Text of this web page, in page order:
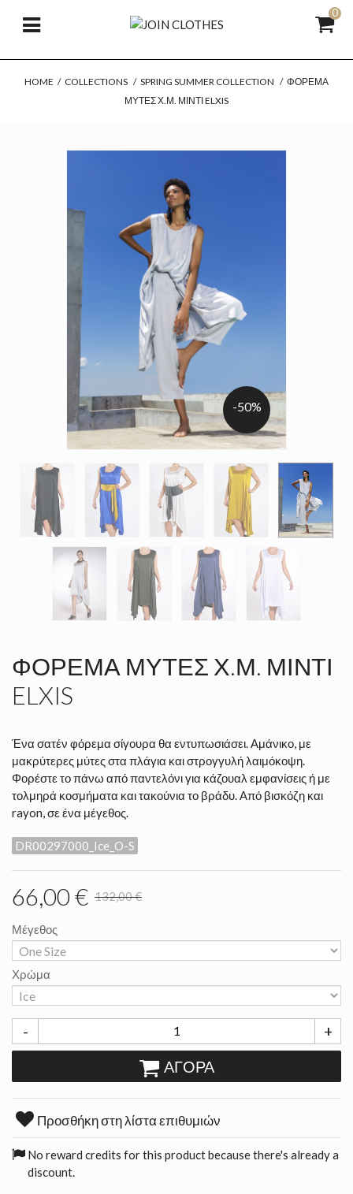
0
HOME / COLLECTIONS / SPRING SUMMER COLLECTION / ΦΌΡΕΜΑ
ΜΎΤΕΣ Χ.Μ. ΜΊΝΤΙ ELXIS
-50%
ΦΌΡΕΜΑ ΜΎΤΕΣ Χ.Μ. ΜΊΝΤΙ
ELXIS
Ένα σατέν φόρεμα σίγουρα θα εντυπωσιάσει. Αμάνικο, με
μακρύτερες μύτες στα πλάγια και στρογγυλή λαιμόκοψη.
Φορέστε το πάνω από παντελόνι για κάζουαλ εμφανίσεις ή με
τολμηρά κοσμήματα και τακούνια το βράδυ. Από βισκόζη και
rayon, σε ένα μέγεθος.
DR00297000_Ice_O-S
66,00 € 132,00 €
Μέγεθος
Χρώμα
- +
ΑΓΟΡΆ
Προσθήκη στη λίστα επιθυμιών
No reward credits for this product because there's already a
discount.